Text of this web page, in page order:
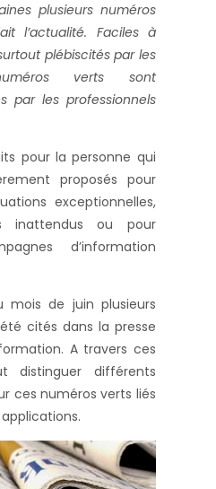
plusieurs numéros
l’actualité. Faciles à
plébiscités par les
verts sont
par les professionnels
pour la personne qui
proposés pour
exceptionnelles,
inattendus ou pour
d’information
mois de juin plusieurs
cités dans la presse
A travers ces
distinguer différents
ces numéros verts liés